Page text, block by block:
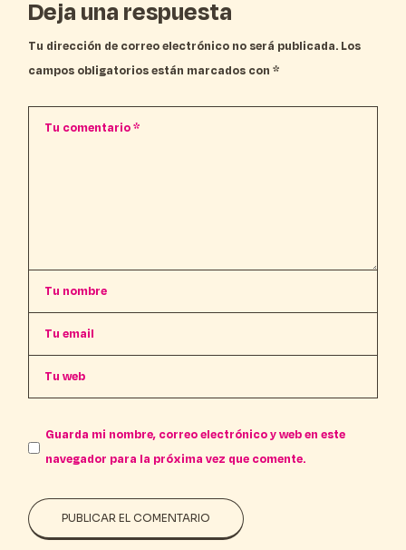
Deja una respuesta
Tu dirección de correo electrónico no será publicada. Los
campos obligatorios están marcados con*
Guarda mi nombre, correo electrónico y web en este
navegador para la próxima vez que comente.
PUBLICAR EL COMENTARIO